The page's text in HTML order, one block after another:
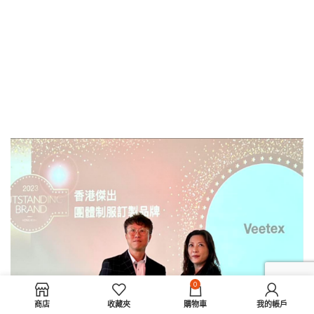
商店 收藏夾
0
購物車 我的帳戶